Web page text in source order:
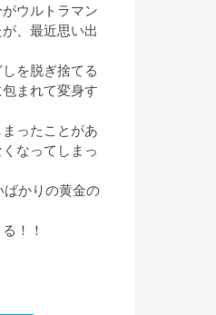
ウルトラマン
、最近思い出
を脱ぎ捨てる
まれて変身す
ったことがあ
なってしまっ
ばかりの黄金の
！！